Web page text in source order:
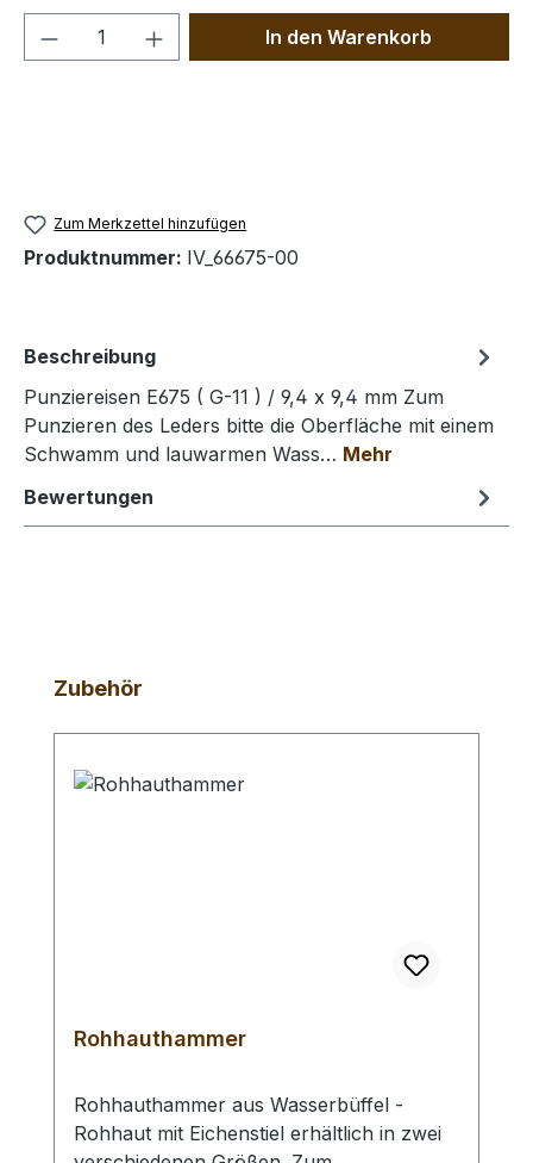
Produkt Anzahl: Gib denIn den Warenkorb
Zum Merkzettel hinzufügen
Produktnummer: IV_66675-00
Beschreibung
Punziereisen E675 ( G-11 ) / 9,4 x 9,4 mm Zum
Punzieren des Leders bitte die Oberfläche mit einem
Schwamm und lauwarmen Wass… Mehr
Bewertungen
Produktgalerie überspringen
Zubehör
Rohhauthammer
Rohhauthammer aus Wasserbüffel -
Rohhaut mit Eichenstiel erhältlich in zwei